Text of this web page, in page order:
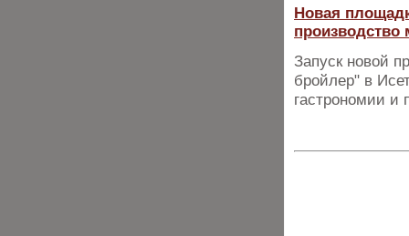
Новая
производство
Запуск новой
бройлер" в
гастрономии и